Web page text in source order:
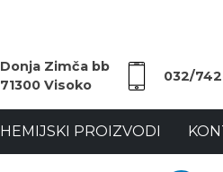
Donja Zimča bb
71300 Visoko
032/
HEMIJSKI PROIZVODI